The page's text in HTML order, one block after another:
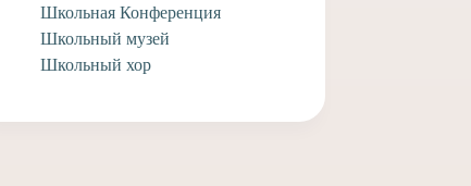
Школьная Конференция
Школьный музей
Школьный хор